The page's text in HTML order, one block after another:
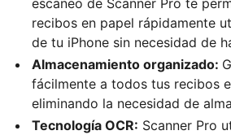
recibos en papel rápidamente
de tu iPhone sin necesidad de
Almacenamiento organizado:
fácilmente a todos tus recibos
eliminando la necesidad de
Tecnología OCR: Scanner Pro